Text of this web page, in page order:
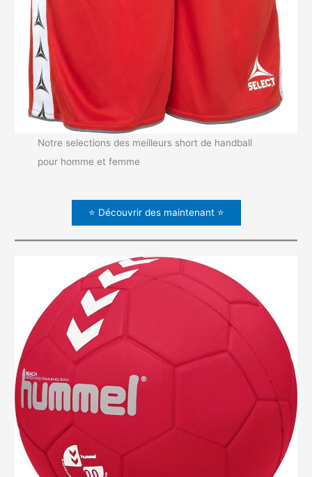
Notre selections des meilleurs short de handball
pour homme et femme
⭐ Découvrir des maintenant ⭐